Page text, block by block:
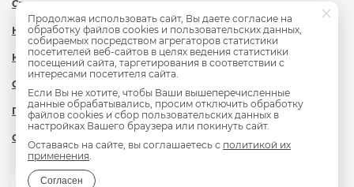
Статьи
Новости
Контакты
Охрана труда
Политика обработки персональных данных
Сведения об образовательной организации
Продолжая использовать сайт, Вы даете согласие на
обработку файлов cookies и пользовательских данных,
собираемых посредством агрегаторов статистики
посетителей веб-сайтов в целях ведения статистики
посещений сайта, таргетирования в соответствии с
интересами посетителя сайта.
Если Вы не хотите, чтобы Ваши вышеперечисленные
данные обрабатывались, просим отключить обработку
файлов cookies и сбор пользовательских данных в
настройках Вашего браузера или покинуть сайт.
Оставаясь на сайте, вы соглашаетесь с политикой их
применения.
Согласен